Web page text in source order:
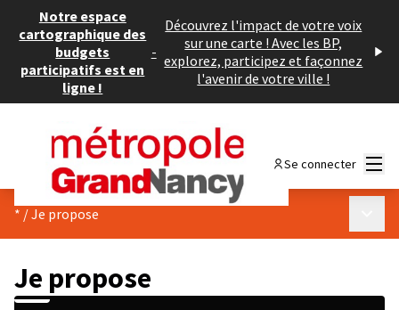
Notre espace
cartographique des
budgets
participatifs est en
ligne !
-
Découvrez l'impact de votre voix
sur une carte ! Avec les BP,
explorez, participez et façonnez
l'avenir de votre ville !
Se connecter
* /Je propose
Je propose